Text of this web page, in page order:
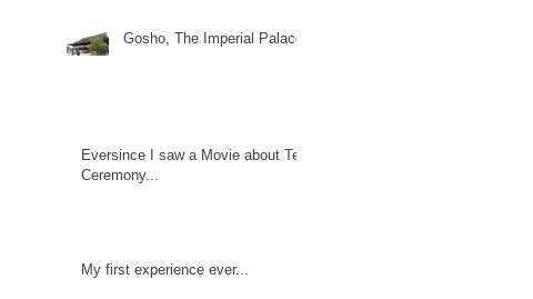
Gosho, The Imperial Palace
Eversince I saw a Movie about Tea
Ceremony...
My first experience ever...